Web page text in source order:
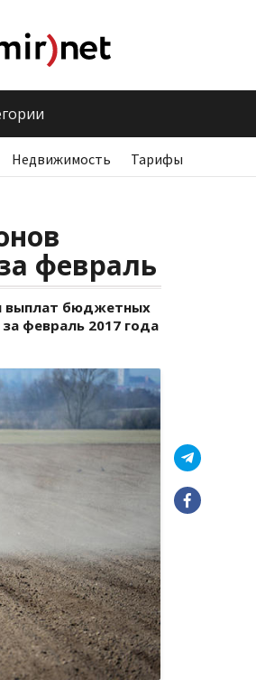
Недвижимость Тарифы
февраль
выплат бюджетных
февраль 2017 года